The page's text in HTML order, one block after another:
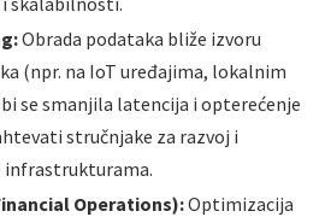
Obrada podataka bliže izvoru
(npr. na IoT uređajima, lokalnim
se smanjila latencija i opterećenje
stručnjake za razvoj i
infrastrukturama.
Operations):Optimizacija